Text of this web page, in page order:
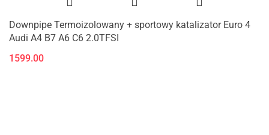
Downpipe Termoizolowany + sportowy katalizator Euro 4
Audi A4 B7 A6 C6 2.0TFSI
1599.00